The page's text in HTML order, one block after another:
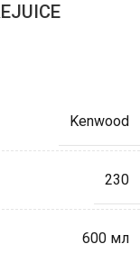
Kenwood
230
600 мл